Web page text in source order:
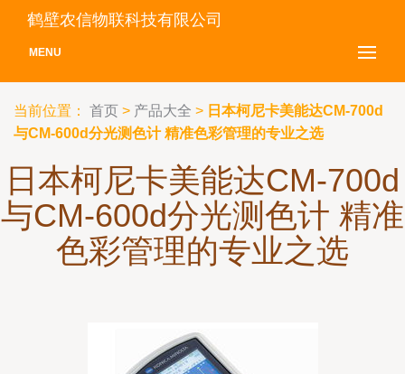
鹤壁农信物联科技有限公司
MENU
当前位置： 首页 > 产品大全 > 日本柯尼卡美能达CM-700d
与CM-600d分光测色计 精准色彩管理的专业之选
日本柯尼卡美能达CM-700d
与CM-600d分光测色计 精准
色彩管理的专业之选